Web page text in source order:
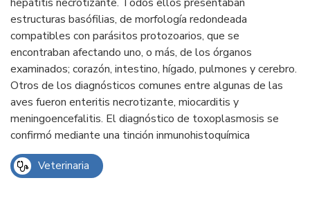
estructuras basófilias, de morfología redondeada
compatibles con parásitos protozoarios, que se
encontraban afectando uno, o más, de los órganos
examinados; corazón, intestino, hígado, pulmones y cerebro.
Otros de los diagnósticos comunes entre algunas de las
aves fueron enteritis necrotizante, miocarditis y
meningoencefalitis. El diagnóstico de toxoplasmosis se
confirmó mediante una tinción inmunohistoquímica
Veterinaria